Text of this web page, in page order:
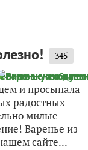
345
и просыпала
радостных
милые
Варенье из
сайте...